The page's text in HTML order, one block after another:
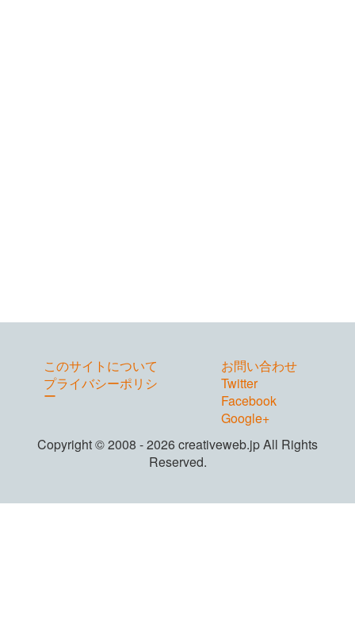
このサイトについて
プライバシーポリシ
ー
お問い合わせ
Twitter
Facebook
Google+
Copyright © 2008 - 2026 creativeweb.jp All Rights
Reserved.